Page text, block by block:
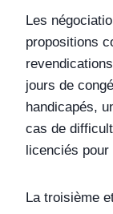
Les
propositions
jours de
handicapés,
cas de
licenciés pour
La troisième